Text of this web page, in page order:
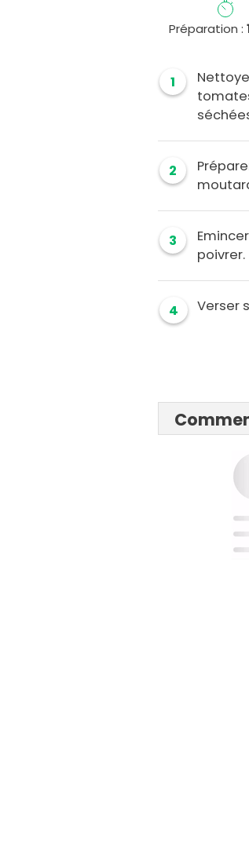
Préparation :
1
2
3
poivrer.
4 Verser